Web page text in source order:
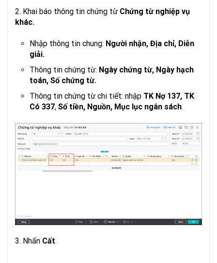
2. Khai báo thông tin chứng từ Chứng từ nghiệp vụ
khác.
Nhập thông tin chung: Người nhận, Địa chỉ, Diễn
giải.
Thông tin chứng từ: Ngày chứng từ, Ngày hạch
toán, Số chứng từ.
Thông tin chứng từ chi tiết: nhập TK Nợ 137, TK
Có 337, Số tiền, Nguồn, Mục lục ngân sách.
3. Nhấn Cất.